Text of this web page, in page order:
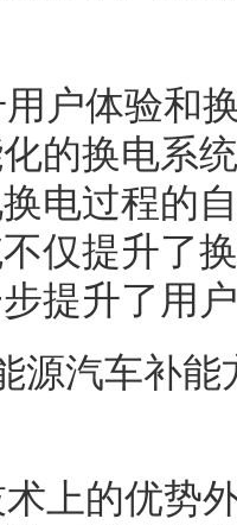
户体验和
的换电系
电过程的
仅提升了
提升了用
上的优势